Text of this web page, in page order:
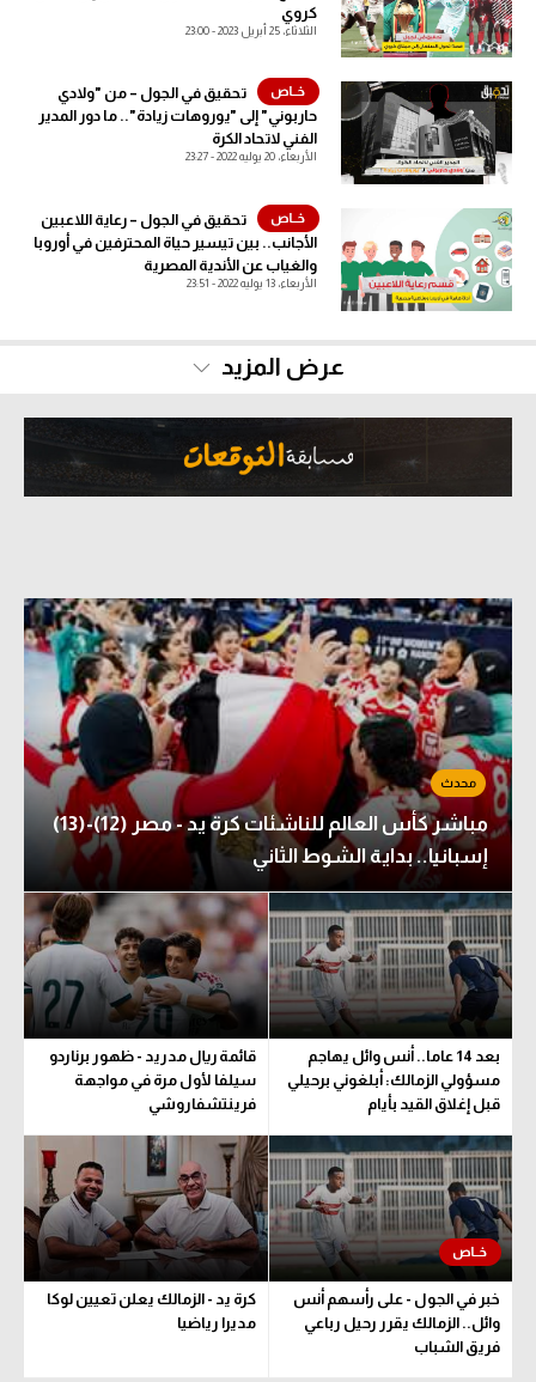
الكرة المصرية
الدوري المصري
الكرة الإفريقية
منتخب مصر
أمم إفريقيا
كرة السلة الأمريكية
كرة سلة
كرة يد
كرة طائرة
الوطن العربي
في المونديال
رياضة نسائية
أمريكا
ركن الألعاب
أقسام خاصة
Gamers
ميركاتو
تحقيق في الجول
كروي
الثلاثاء، 25 أبريل 2023 - 23:00
تحقيق في الجول – من "ولادي
حاربوني" إلى "يوروهات زيادة".. ما دور المدير
الفني لاتحاد الكرة
الأربعاء، 20 يوليه 2022 - 23:27
تحقيق في الجول – رعاية اللاعبين
الأجانب.. بين تيسير حياة المحترفين في أوروبا
والغياب عن الأندية المصرية
الأربعاء، 13 يوليه 2022 - 23:51
عرض المزيد
مباشر كأس العالم للناشئات كرة يد - مصر (12)-(13)
إسبانيا.. بداية الشوط الثاني
بعد 14 عاما.. أنس وائل يهاجم
مسؤولي الزمالك: أبلغوني برحيلي
قبل إغلاق القيد بأيام
قائمة ريال مدريد - ظهور برناردو
سيلفا لأول مرة في مواجهة
فرينتشفاروشي
خبر في الجول - على رأسهم أنس
وائل.. الزمالك يقرر رحيل رباعي
فريق الشباب
كرة يد - الزمالك يعلن تعيين لوكا
مديرا رياضيا